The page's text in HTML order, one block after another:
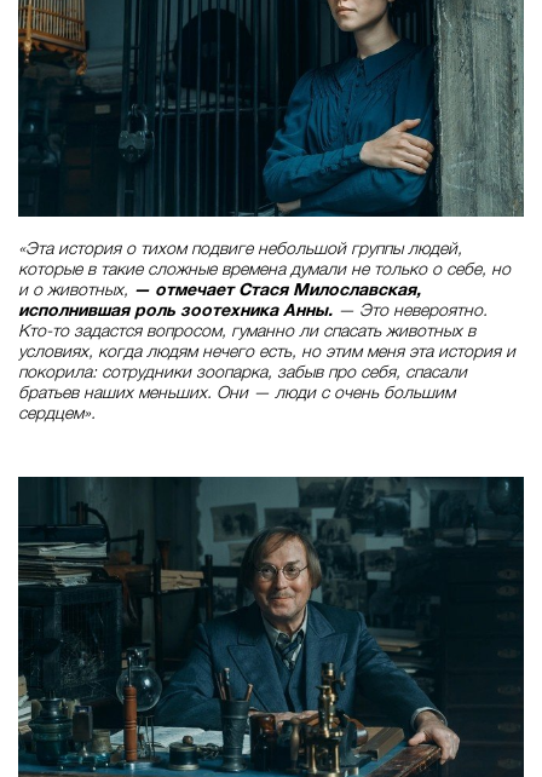
«Эта история о тихом подвиге небольшой группы людей,
которые в такие сложные времена думали не только о себе, но
и о животных, — отмечает Стася Милославская,
исполнившая роль зоотехника Анны. — Это невероятно.
Кто-то задастся вопросом, гуманно ли спасать животных в
условиях, когда людям нечего есть, но этим меня эта история и
покорила: сотрудники зоопарка, забыв про себя, спасали
братьев наших меньших. Они — люди с очень большим
сердцем».